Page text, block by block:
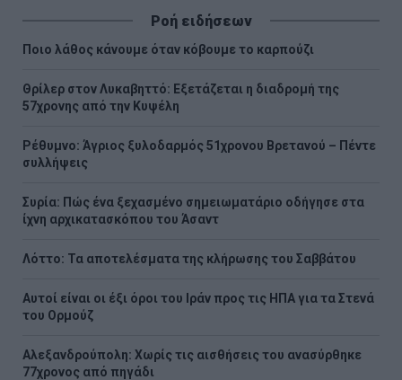
Ροή ειδήσεων
Ποιο λάθος κάνουμε όταν κόβουμε το καρπούζι
Θρίλερ στον Λυκαβηττό: Εξετάζεται η διαδρομή της
57χρονης από την Κυψέλη
Ρέθυμνο: Άγριος ξυλοδαρμός 51χρονου Βρετανού – Πέντε
συλλήψεις
Συρία: Πώς ένα ξεχασμένο σημειωματάριο οδήγησε στα
ίχνη αρχικατασκόπου του Άσαντ
Λόττο: Τα αποτελέσματα της κλήρωσης του Σαββάτου
Αυτοί είναι οι έξι όροι του Ιράν προς τις ΗΠΑ για τα Στενά
του Ορμούζ
Αλεξανδρούπολη: Χωρίς τις αισθήσεις του ανασύρθηκε
77χρονος από πηγάδι